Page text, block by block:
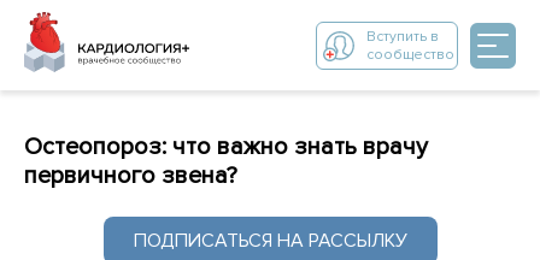
Вступить в
сообщество
Остеопороз: что важно знать врачу
первичного звена?
ПОДПИСАТЬСЯ НА РАССЫЛКУ